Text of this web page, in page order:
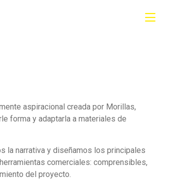
aspiracional creada por Morillas,
forma y adaptarla a materiales de
la narrativa y diseñamos los principales
comerciales: comprensibles,
del proyecto.